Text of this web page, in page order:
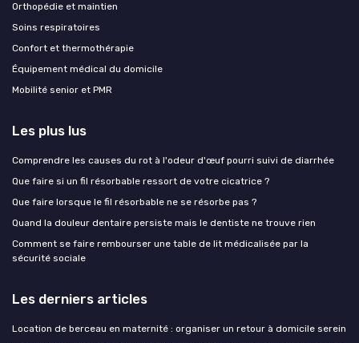
Orthopédie et maintien
Soins respiratoires
Confort et thermothérapie
Équipement médical du domicile
Mobilité senior et PMR
Les plus lus
Comprendre les causes du rot à l'odeur d'œuf pourri suivi de diarrhée
Que faire si un fil résorbable ressort de votre cicatrice ?
Que faire lorsque le fil résorbable ne se résorbe pas ?
Quand la douleur dentaire persiste mais le dentiste ne trouve rien
Comment se faire rembourser une table de lit médicalisée par la
sécurité sociale
Les derniers articles
Location de berceau en maternité : organiser un retour à domicile serein